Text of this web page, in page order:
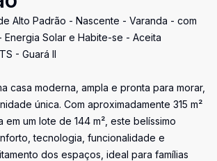
Alto Padrão - Nascente - Varanda - com
Energia Solar e Habite-se - Aceita
- Guará II
casa moderna, ampla e pronta para morar,
única. Com aproximadamente 315 m²
um lote de 144 m², este belíssimo
tecnologia, funcionalidade e
dos espaços, ideal para famílias